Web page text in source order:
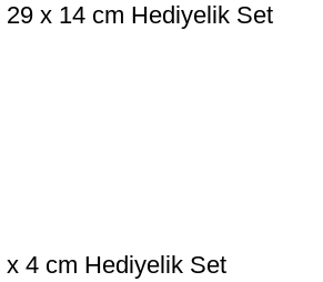
x 14 cm Hediyelik Set
4 cm Hediyelik Set